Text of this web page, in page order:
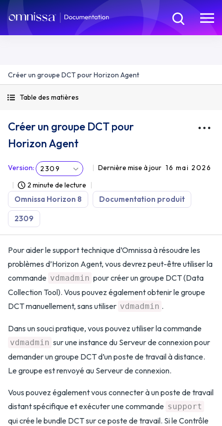
Créer un groupe DCT pour Horizon Agent
Table des matières
Créer un groupe DCT pour
Horizon Agent
Version: 2309 Dernière mise à jour 16 mai 2026
2 minute de lecture
Omnissa Horizon 8 Documentation produit
2309
Pour aider le support technique d’Omnissa à résoudre les
problèmes d’Horizon Agent, vous devrez peut-être utiliser la
commande vdmadmin pour créer un groupe DCT (Data
Collection Tool). Vous pouvez également obtenir le groupe
DCT manuellement, sans utiliser vdmadmin .
Dans un souci pratique, vous pouvez utiliser la commande
vdmadmin sur une instance du Serveur de connexion pour
demander un groupe DCT d’un poste de travail à distance.
Le groupe est renvoyé au Serveur de connexion.
Vous pouvez également vous connecter à un poste de travail
distant spécifique et exécuter une commande support
qui crée le bundle DCT sur ce poste de travail. Si le Contrôle